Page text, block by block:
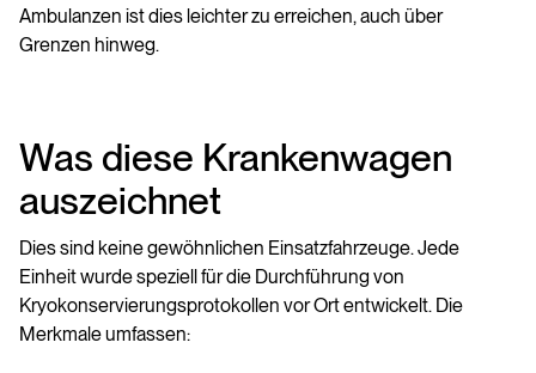
Ambulanzen ist dies leichter zu erreichen, auch über
Grenzen hinweg.
Was diese Krankenwagen
auszeichnet
Dies sind keine gewöhnlichen Einsatzfahrzeuge. Jede
Einheit wurde speziell für die Durchführung von
Kryokonservierungsprotokollen vor Ort entwickelt. Die
Merkmale umfassen: